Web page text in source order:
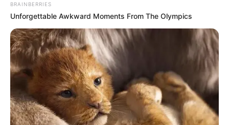
BRAINBERRIES
Unforgettable Awkward Moments From The Olympics